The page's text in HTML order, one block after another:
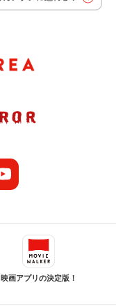
映画アプリの決定版！